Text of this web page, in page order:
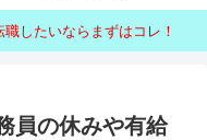
したいならまずはコレ！
員の休みや有給